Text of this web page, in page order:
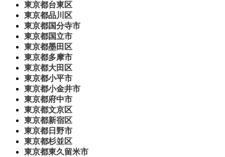
東京都台東区
東京都品川区
東京都国分寺市
東京都国立市
東京都墨田区
東京都多摩市
東京都大田区
東京都小平市
東京都小金井市
東京都府中市
東京都文京区
東京都新宿区
東京都日野市
東京都杉並区
東京都東久留米市